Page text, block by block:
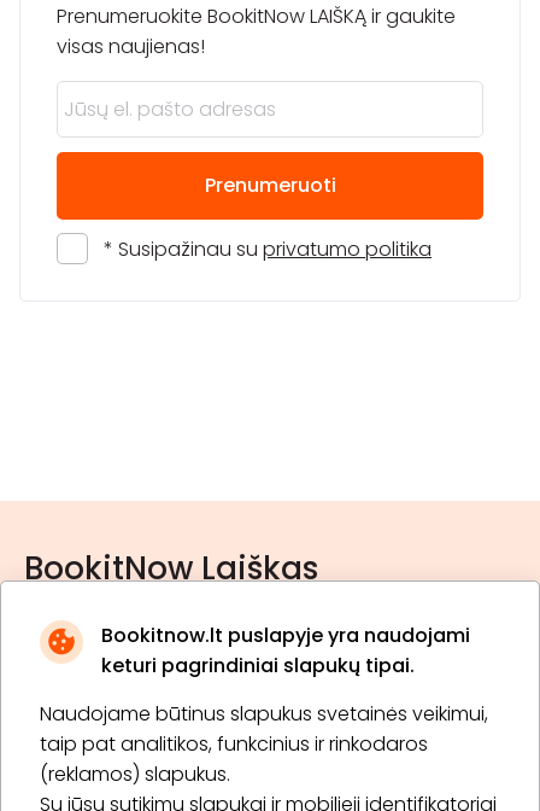
Bookitnow.lt puslapyje yra naudojami
keturi pagrindiniai slapukų tipai.
Naudojame būtinus slapukus svetainės veikimui,
taip pat analitikos, funkcinius ir rinkodaros
(reklamos) slapukus.
Su jūsų sutikimu slapukai ir mobilieji identifikatoriai
Prenumeruokite BookitNow LAIŠKĄ ir gaukite
visas naujienas!
Prenumeruoti
* Susipažinau su privatumo politika
BookitNow Laiškas
* Susipažinau su privatumo politika
Prenumeruoti